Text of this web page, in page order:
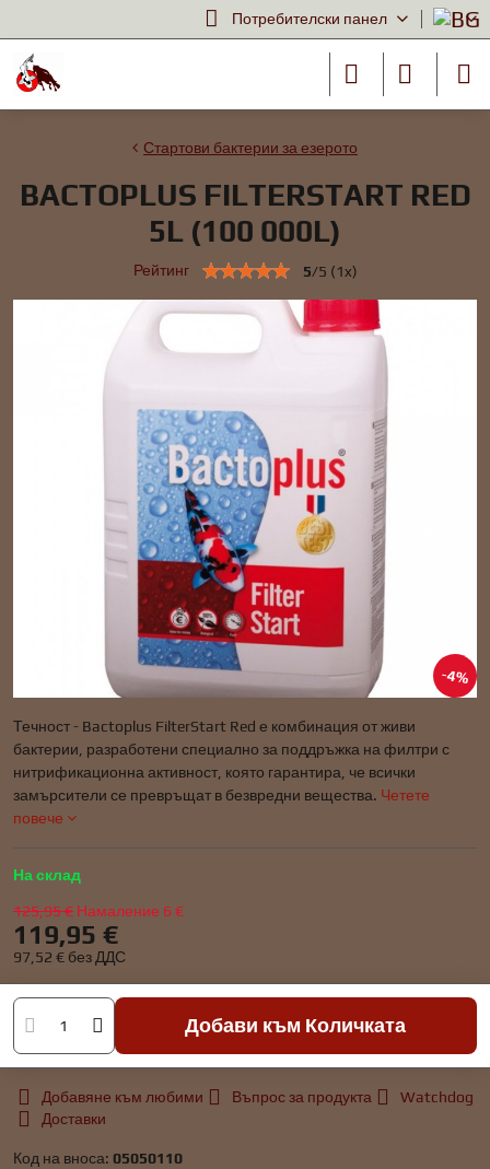
Потребителски панел
4%
Стартови бактерии за езерото
BACTOPLUS FILTERSTART RED
5L (100 000L)
Рейтинг 5/5 (1x)
Течност - Bactoplus FilterStart Red е комбинация от живи
бактерии, разработени специално за поддръжка на филтри с
нитрификационна активност, която гарантира, че всички
замърсители се превръщат в безвредни вещества. Четете
повече
На склад
125,95 € Намаление 6 €
119,95 €
97,52 € без ДДС
Добави към Количката
Добавяне към любими Въпрос за продукта
Watchdog
Доставки
Код на вноса: 05050110